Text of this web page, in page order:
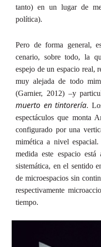
tanto) en un lugar de
política).
Pero de forma general,
cenario, sobre todo, la
espejo de un espacio real,
muy alejada de todo
(Garnier, 2012) –y
muerto en tintorería.
espectáculos que monta
configurado por una
mimética a nivel
medida este espacio
sistemática, en el sentido
de microespacios sin
respectivamente
tiempo.